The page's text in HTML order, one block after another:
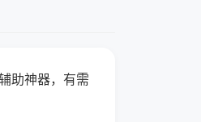
助神器，有需